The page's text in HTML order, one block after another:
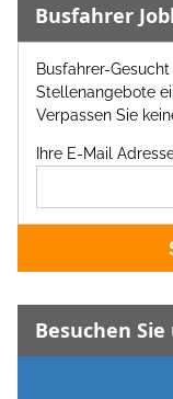
Busfahrer
Busfahrer-
Stellenangebote
Verpassen Sie
Ihre E-Mail
Besuchen